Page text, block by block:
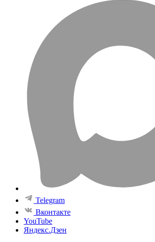
Telegram
Вконтакте
YouTube
Яндекс.Дзен